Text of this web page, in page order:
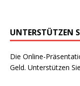
UNTERSTÜTZEN
Die Online-
Geld. Unterstützen